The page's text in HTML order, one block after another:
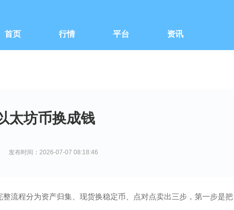
首页 行情 平台 资讯
太坊币换成钱
发布时间：2026-07-07 08:18:46
流程分为资产归集、现货换稳定币、点对点卖出三步，第一步是把